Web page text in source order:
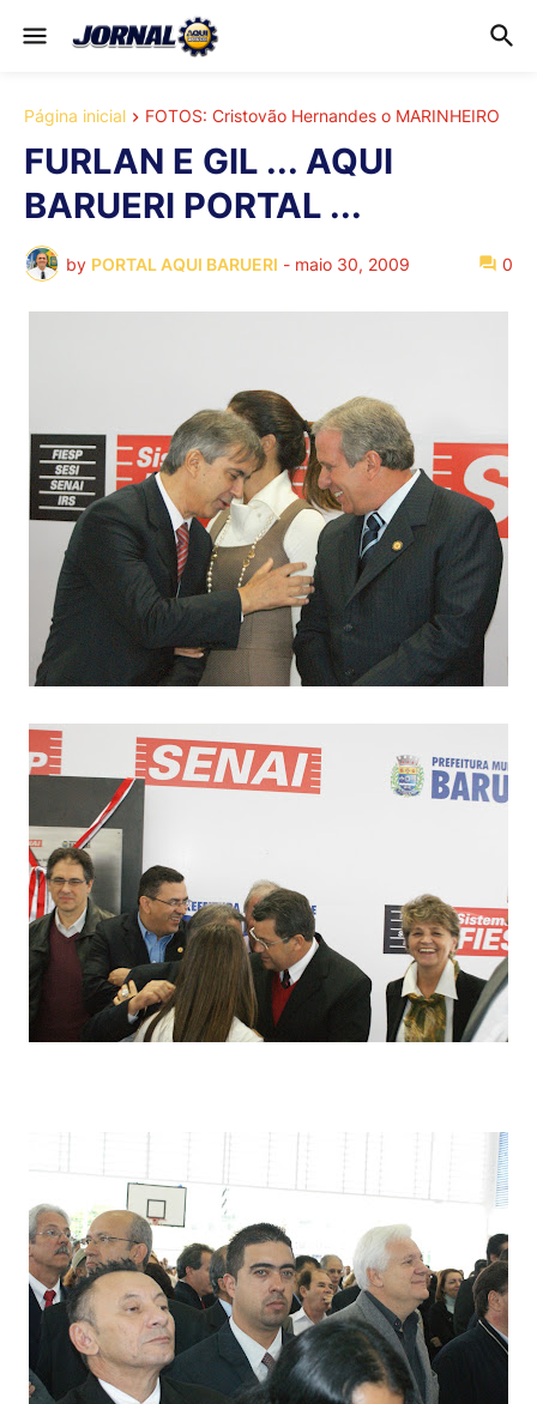
Página inicial FOTOS: Cristovão Hernandes o MARINHEIRO
FURLAN E GIL ... AQUI
BARUERI PORTAL ...
by PORTAL AQUI BARUERI - maio 30, 2009 0